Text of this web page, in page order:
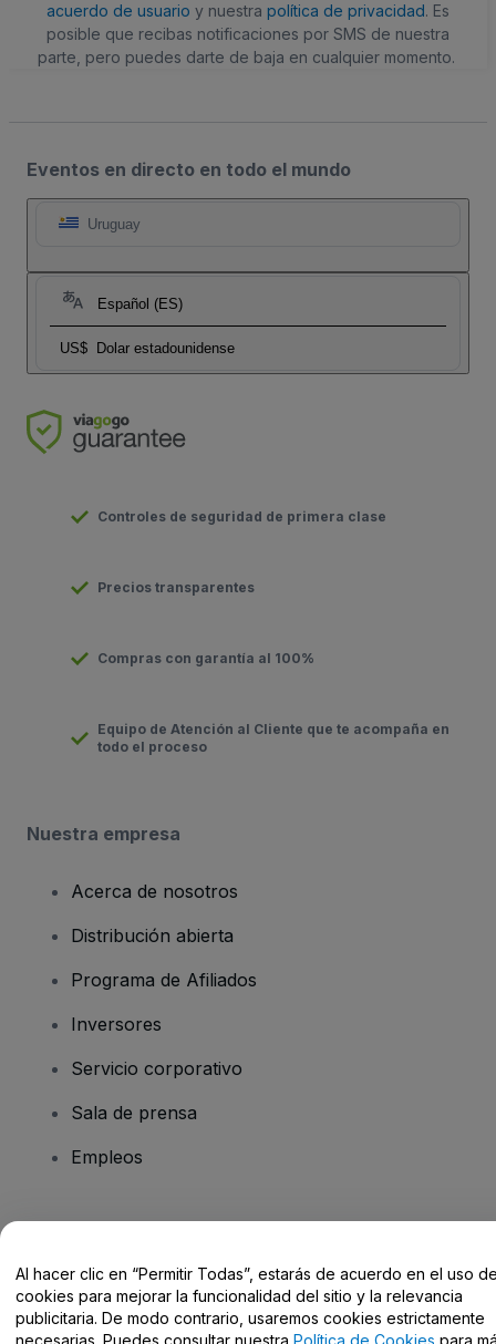
acuerdo de usuario y nuestra política de privacidad. Es
posible que recibas notificaciones por SMS de nuestra
parte, pero puedes darte de baja en cualquier momento.
Eventos en directo en todo el mundo
Uruguay
Español (ES)
US$ Dolar estadounidense
Controles de seguridad de primera clase
Precios transparentes
Compras con garantía al 100%
Equipo de Atención al Cliente que te acompaña en
todo el proceso
Nuestra empresa
Acerca de nosotros
Distribución abierta
Programa de Afiliados
Inversores
Servicio corporativo
Sala de prensa
Empleos
Centro de Ayuda / Contacto
Al hacer clic en “Permitir Todas”, estarás de acuerdo en el uso
cookies para mejorar la funcionalidad del sitio y la relevancia
publicitaria. De modo contrario, usaremos cookies estrictamente
necesarias. Puedes consultar nuestra Política de Cookies para